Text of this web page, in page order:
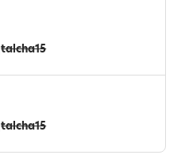
talcha15
talcha15